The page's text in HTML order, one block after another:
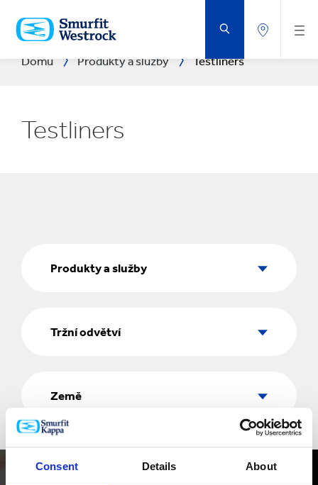
Consent Details About
NA
HLAVNÍ
OBSAH
Domů Produkty a služby Testliners
Testliners
Produkty a služby
odvětvíTržní odvětví
Země